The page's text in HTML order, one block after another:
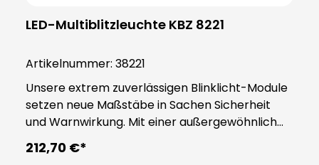
LED-Multiblitzleuchte KBZ 8221
Artikelnummer: 38221
Unsere extrem zuverlässigen Blinklicht-Module
setzen neue Maßstäbe in Sachen Sicherheit
und Warnwirkung. Mit einer außergewöhnlich
hohen Leuchtstärke ausgestattet, bieten sie
optimale Sichtbarkeit und Aufmerksamkeit.
212,70 €*